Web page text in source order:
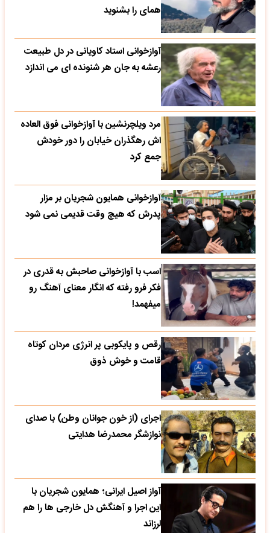
همای را بشنوید
آوازخوانی استاد کاویانی در دل طبیعت
رعشه به جان هر شنونده ای می اندازد
مرد ویلچرنشین با آوازخوانی فوق العاده
اش رهگذران خیابان را دور خودش
جمع کرد
آوازخوانی همایون شجریان بر مزار
پدرش که هیچ وقت قدیمی نمی شود
اسب با آوازخوانی صاحبش به قدری در
فکر فرو رفته که انگار معنای آهنگ رو
میفهمد!
رقص و پایکوبی پر انرژی مردان کوتاه
قامت و خوش ذوق
اجرای (از خون جوانان وطن) با صدای
نوازشگر محمدرضا هدایتی
آواز اصیل ایرانی؛ همایون شجریان با
این اجرا و آهنگش دل خارجی ها را هم
لرزاند